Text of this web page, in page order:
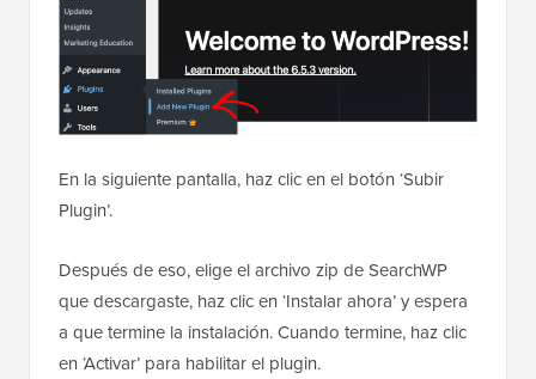
En la siguiente pantalla, haz clic en el botón ‘Subir
Plugin’.
Después de eso, elige el archivo zip de SearchWP
que descargaste, haz clic en ‘Instalar ahora’ y espera
a que termine la instalación. Cuando termine, haz clic
en ‘Activar’ para habilitar el plugin.